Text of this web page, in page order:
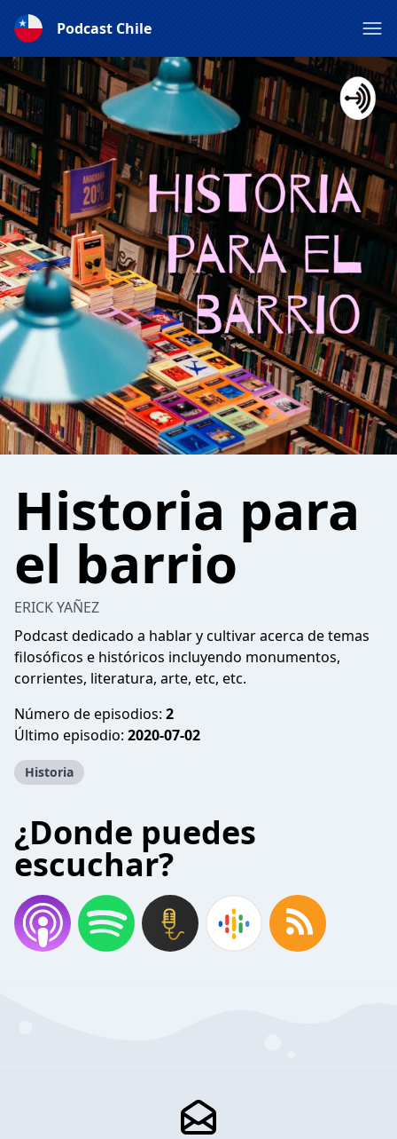
Podcast Chile
Historia para
el barrio
ERICK YAÑEZ
Podcast dedicado a hablar y cultivar acerca de temas
filosóficos e históricos incluyendo monumentos,
corrientes, literatura, arte, etc, etc.
Número de episodios: 2
Último episodio: 2020-07-02
Historia
¿Donde puedes
escuchar?